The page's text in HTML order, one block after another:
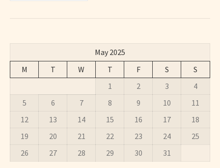
May 2025
M
T W T F S
S
1
2 3
4
5
6 7 8 9 10
11
12
13 14 15 16 17
18
19
20 21 22 23 24
25
26
27 28 29 30 31